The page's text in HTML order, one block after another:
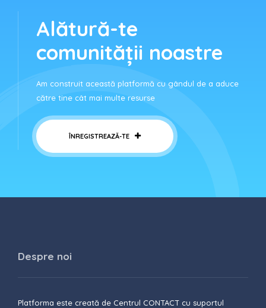
Alătură-te
comunității noastre
Am construit această platformă cu gândul de a aduce
către tine cât mai multe resurse
ÎNREGISTREAZĂ-TE
Despre noi
Platforma este creată de Centrul CONTACT cu suportul